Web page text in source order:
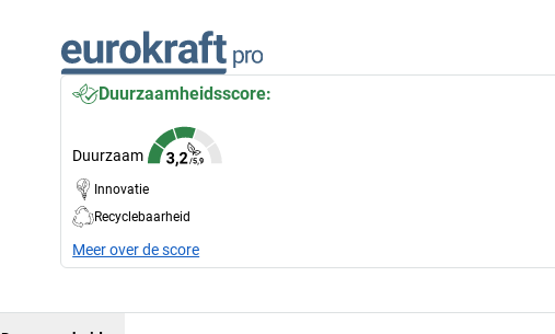
Duurzaamheidsscore:
Duurzaam
Innovatie
Recyclebaarheid
Meer over de score